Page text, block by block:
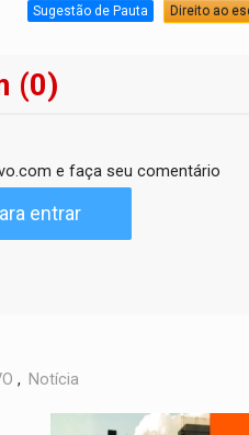
Sugestão de Pauta Direito ao
(0)
e faça seu comentário
entrar
, Notícia